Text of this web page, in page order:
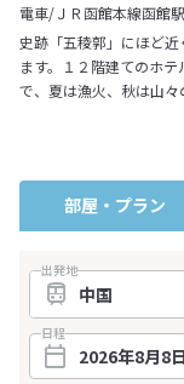
電車/ＪＲ函館本線函館
史跡「五稜郭」にほど
ます。１２階建てのホ
で、夏は漁火、秋は山々
部屋・プラン
出発地
日程